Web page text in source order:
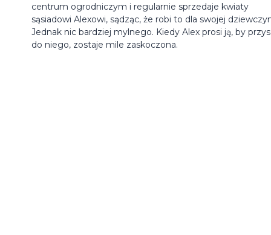
centrum ogrodniczym i regularnie sprzedaje kwiaty
sąsiadowi Alexowi, sądząc, że robi to dla swojej
Jednak nic bardziej mylnego. Kiedy Alex prosi ją, by
do niego, zostaje mile zaskoczona.